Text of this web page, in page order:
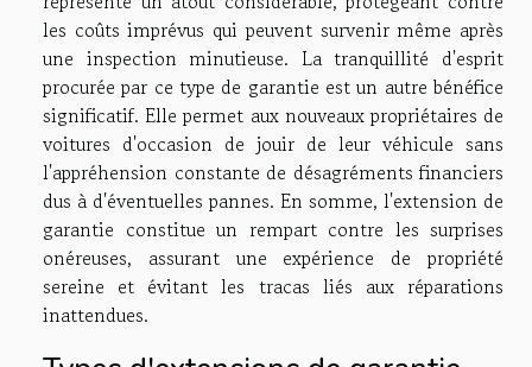
les coûts imprévus qui peuvent survenir même après
une inspection minutieuse. La tranquillité d'esprit
procurée par ce type de garantie est un autre bénéfice
significatif. Elle permet aux nouveaux propriétaires de
voitures d'occasion de jouir de leur véhicule sans
l'appréhension constante de désagréments financiers
dus à d'éventuelles pannes. En somme, l'extension de
garantie constitue un rempart contre les surprises
onéreuses, assurant une expérience de propriété
sereine et évitant les tracas liés aux réparations
inattendues.